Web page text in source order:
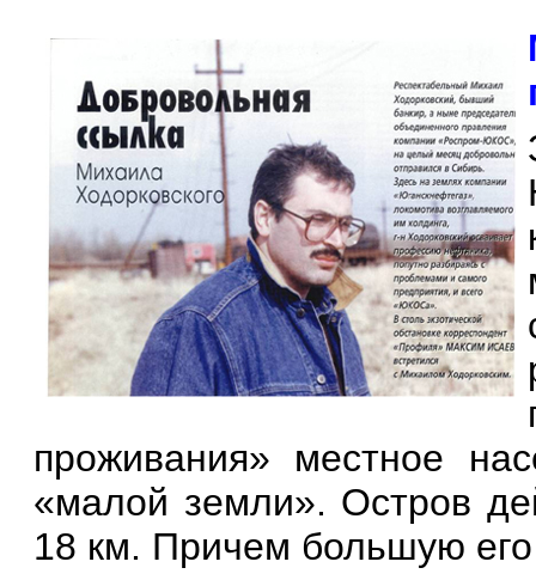
проживания» местное
«малой земли». Остров
18 км. Причем большую